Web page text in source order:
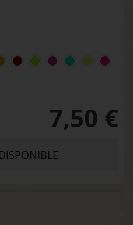
7,50 €